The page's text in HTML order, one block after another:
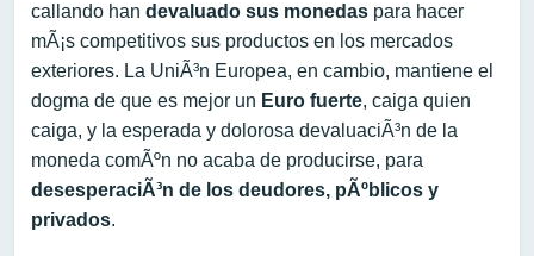
callando han devaluado sus monedas para hacer
mÃ¡s competitivos sus productos en los mercados
exteriores. La UniÃ³n Europea, en cambio, mantiene el
dogma de que es mejor un Euro fuerte, caiga quien
caiga, y la esperada y dolorosa devaluaciÃ³n de la
moneda comÃºn no acaba de producirse, para
desesperaciÃ³n de los deudores, pÃºblicos y
privados.